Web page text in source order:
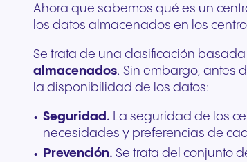
Ahora que sabemos qué es un
los datos almacenados en los
Se trata de una clasificación
almacenados. Sin embargo, antes
la disponibilidad de los datos:
Seguridad. La seguridad de los
necesidades y preferencias de
Prevención. Se trata del conjunto